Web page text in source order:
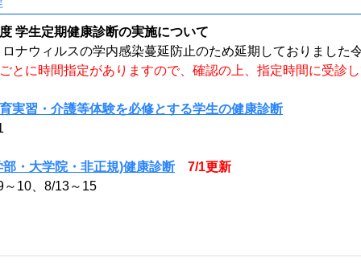
学生定期健康診断の実施について
ウィルスの学内感染蔓延防止のため延期しておりました
とに時間指定がありますので、確認の上、指定時間に受診
実習・介護等体験を必修とする学生の健康診断
部・大学院・非正規)健康診断
7/1更新
～10、8/13～15